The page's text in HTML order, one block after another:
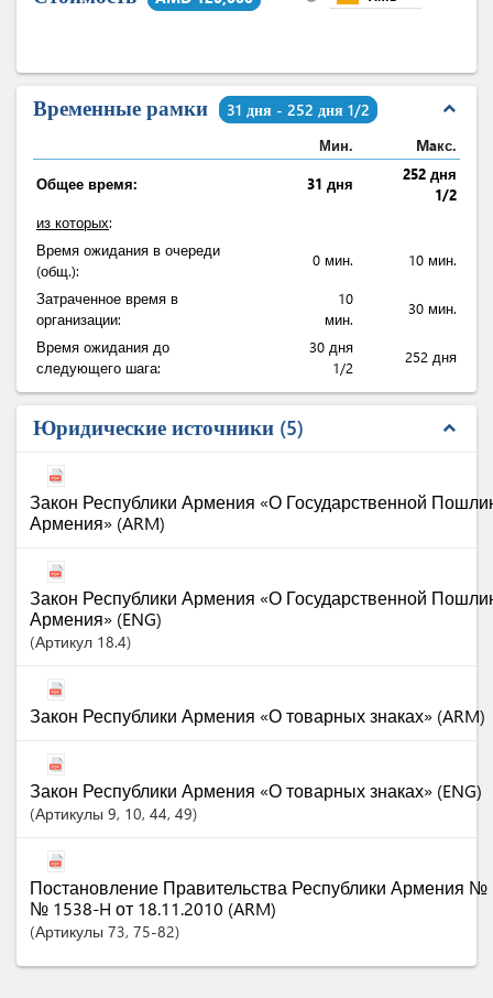
Временные рамки 31 дня - 252 дня 1/2 expand_less
Мин. Maкс.
Общее время: 31 дня
252 дня
1/2
из которых:
Время ожидания в очереди
(общ.):
0 мин. 10 мин.
Затраченное время в
организации:
10
мин.
30 мин.
Время ожидания до
следующего шага:
30 дня
1/2
252 дня
Юридические источники 5 expand_less
Закон Республики Армения «О Государственной
Армения» (ARM)
Закон Республики Армения «О Государственной
Армения» (ENG)
Артикул 18.4
Закон Республики Армения «О товарных знаках» (ARM)
Закон Республики Армения «О товарных знаках» (ENG)
Артикулы 9, 10, 44, 49
Постановление Правительства Республики Армения №
№ 1538-H от 18.11.2010 (ARM)
Артикулы 73, 75-82